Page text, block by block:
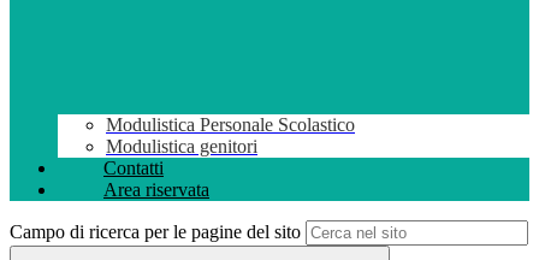
Modulistica Personale Scolastico
Modulistica genitori
Contatti
Area riservata
Campo di ricerca per le pagine del sito